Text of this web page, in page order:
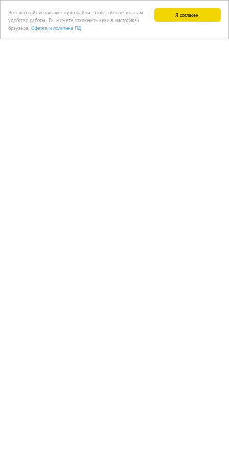
Я согласен!
Этот веб-сайт использует куки-файлы, чтобы обеспечить вам
удобство работы. Вы можете отключить куки в настройках
браузера. Оферта и политика ПД